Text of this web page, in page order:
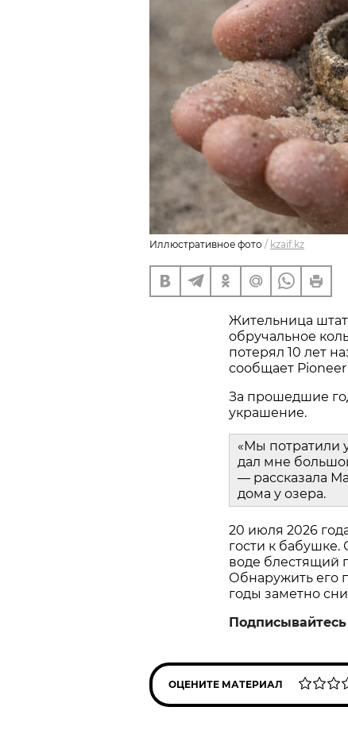
Иллюстративное фото / kzaif.kz
Жительница
обручальное
потерял 10 лет
сообщает Pioneer
За прошедшие
украшение.
«Мы потратили
дал мне
— рассказала
дома у озера.
20 июля 2026
гости к бабушке.
воде блестящий
Обнаружить его
годы заметно
ОЦЕНИТЕ МАТЕРИАЛ